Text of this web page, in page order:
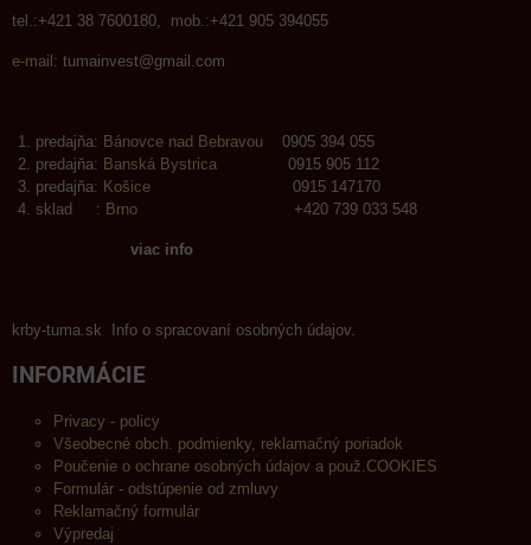
tel.:+421 38 7600180, mob.:+421 905 394055
e-mail: tumainvest@gmail.com
predajňa: Bánovce nad Bebravou 0905 394 055
predajňa: Banská Bystrica 0915 905 112
predajňa: Košice 0915 147170
sklad : Brno +420 739 033 548
viac info
krby-tuma.sk Info o spracovaní osobných údajov.
INFORMÁCIE
Privacy - policy
Všeobecné obch. podmienky, reklamačný poriadok
Poučenie o ochrane osobných údajov a použ.COOKIES
Formulár - odstúpenie od zmluvy
Reklamačný formulár
Výpredaj